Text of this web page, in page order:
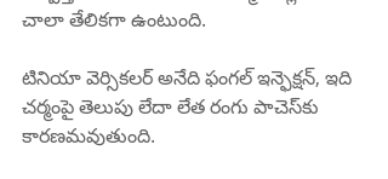
చాలా తేలికగా ఉంటుంది.
టినియా వెర్సికలర్ అనేది ఫంగల్ ఇన్ఫెక్షన్, ఇది
చర్మంపై తెలుపు లేదా లేత రంగు పాచెస్‌కు
కారణమవుతుంది.